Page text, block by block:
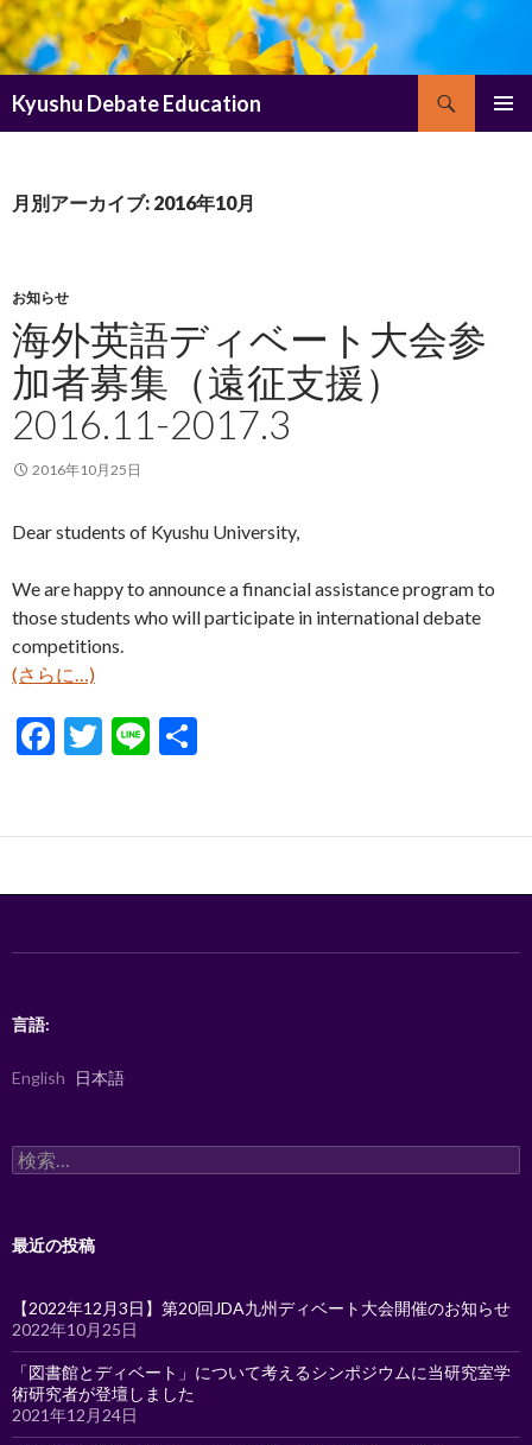
Kyushu Debate Education
索
ン
キ
ッ
プ
月別アーカイブ: 2016年10月
お知らせ
海外英語ディベート大会参
加者募集（遠征支援）
2016.11-2017.3
2016年10月25日
Dear students of Kyushu University,
We are happy to announce a financial assistance program to
those students who will participate in international debate
competitions.
(さらに…)
F
b
o
k
T
er
Li
言語:
English 日本語
検
索:
最近の投稿
【2022年12月3日】第20回JDA九州ディベート大会開催のお知らせ
2022年10月25日
「図書館とディベート」について考えるシンポジウムに当研究室学
術研究者が登壇しました
2021年12月24日